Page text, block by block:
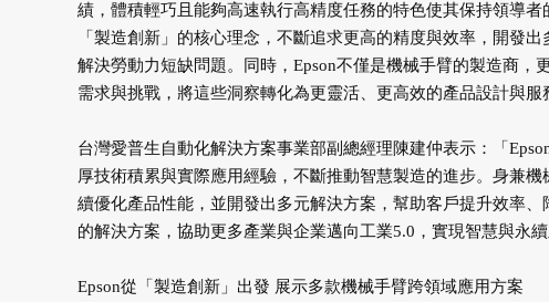
績，體積輕巧且能夠高速執行高精度任務的特色使其保持領導
「製造創新」的核心理念，不斷追求更高的精度與效率，開發
解決勞動力短缺問題。同時，Epson不僅是機械手臂的製造商
需求與挑戰，將這些洞察轉化為更靈活、更高效的產品設計與服
台灣愛普生自動化解決方案事業部副總經理陳建仲表示：「
厚技術積累與實際應用經驗，不斷推動智慧製造的進步。身兼
續優化產品性能，並開發出多元解決方案，幫助客戶提升效率
的解決方案，協助更多產業與企業邁向工業5.0，實現智慧與永續
Epson從「製造創新」出發 展示多款機械手臂跨領域應用方案